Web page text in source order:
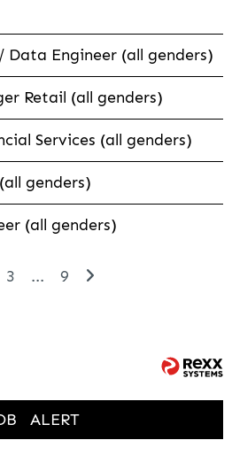
Data Engineer (all genders)
Retail (all genders)
Services (all genders)
genders)
(all genders)
3 ... 9
ALERT